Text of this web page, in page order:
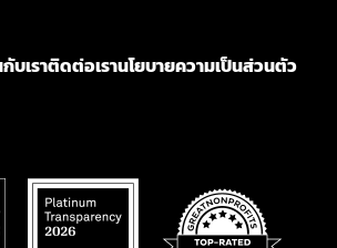
บเราติดต่อเรานโยบายความเป็นส่วนตัว